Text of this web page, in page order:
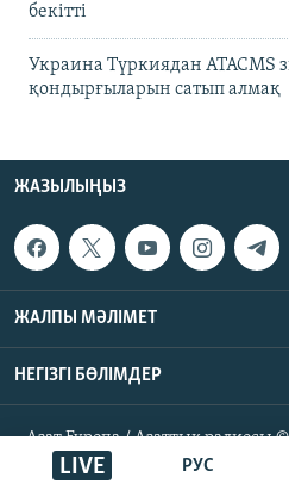
РУС
LIVE
бекітті
Украина Түркиядан
қондырғыларын сатып алмақ
ЖАЗЫЛЫҢЫЗ
ЖАЛПЫ МӘЛІМЕТ
НЕГІЗГІ БӨЛІМДЕР
Азат Еуропа / Азаттық радиосы
құқықтары қорғалған